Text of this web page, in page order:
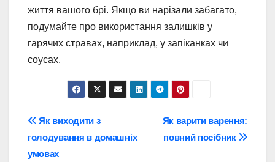
життя вашого брі. Якщо ви нарізали забагато,
подумайте про використання залишків у
гарячих стравах, наприклад, у запіканках чи
соусах.
Навігація
записів
Як варити варення:
повний посібник
Як виходити з
голодування в домашніх
умовах